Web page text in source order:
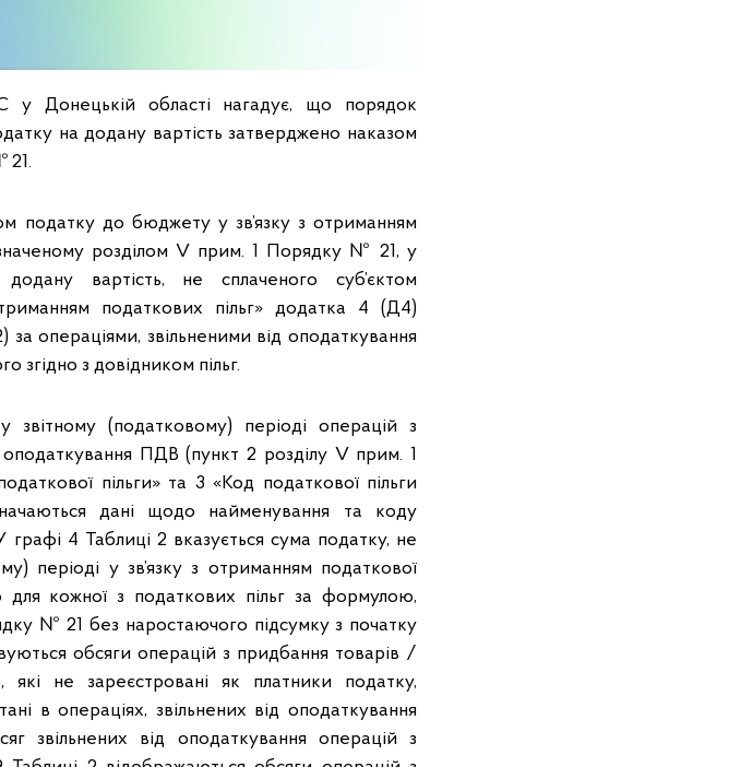
у Донецькій області нагадує, що порядок
на додану вартість затверджено наказом
21.
податку до бюджету у зв’язку з отриманням
розділом V прим. 1 Порядку № 21, у
вартість, не сплаченого суб’єктом
податкових пільг» додатка 4 (Д4)
операціями, звільненими від оподаткування
згідно з довідником пільг.
звітному (податковому) періоді операцій з
оподаткування ПДВ (пункт 2 розділу V прим. 1
пільги» та 3 «Код податкової пільги
дані щодо найменування та коду
графі 4 Таблиці 2 вказується сума податку, не
періоді у зв’язку з отриманням податкової
для кожної з податкових пільг за формулою,
№ 21 без наростаючого підсумку з початку
обсяги операцій з придбання товарів /
які не зареєстровані як платники податку,
в операціях, звільнених від оподаткування
звільнених від оподаткування операцій з